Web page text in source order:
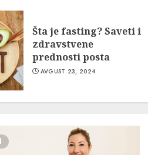
Šta je fasting? Saveti i
zdravstvene
prednosti posta
AVGUST 23, 2024